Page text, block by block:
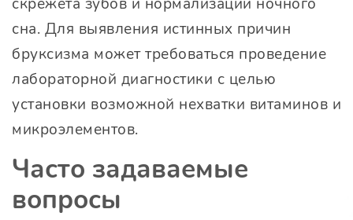
сна. Для выявления истинных причин
бруксизма может требоваться проведение
лабораторной диагностики с целью
установки возможной нехватки витаминов и
микроэлементов.
Часто задаваемые
вопросы